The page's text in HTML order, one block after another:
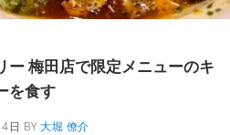
ー 梅田店で限定メニューのキ
を食す
日 BY大堀 僚介